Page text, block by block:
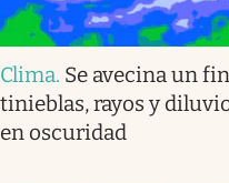
Clima. Se avecina un
tinieblas, rayos y
en oscuridad